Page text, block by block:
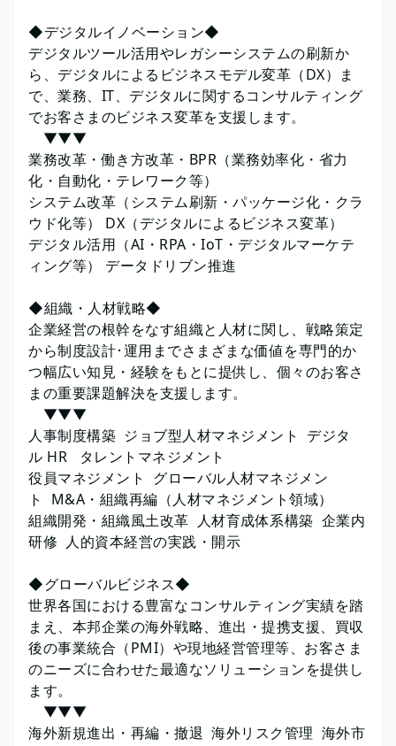
◆デジタルイノベーション◆
デジタルツール活用やレガシーシステムの刷新か
ら、デジタルによるビジネスモデル変革（DX）ま
で、業務、IT、デジタルに関するコンサルティング
でお客さまのビジネス変革を支援します。
▼▼▼
業務改革・働き方改革・BPR（業務効率化・省力
化・自動化・テレワーク等）
システム改革（システム刷新・パッケージ化・クラ
ウド化等） DX（デジタルによるビジネス変革）
デジタル活用（AI・RPA・IoT・デジタルマーケテ
ィング等） データドリブン推進
◆組織・人材戦略◆
企業経営の根幹をなす組織と人材に関し、戦略策定
から制度設計･運用までさまざまな価値を専門的か
つ幅広い知見・経験をもとに提供し、個々のお客さ
まの重要課題解決を支援します。
▼▼▼
人事制度構築 ジョブ型人材マネジメント デジタ
ル HR タレントマネジメント
役員マネジメント グローバル人材マネジメン
ト M&A・組織再編（人材マネジメント領域）
組織開発・組織風土改革 人材育成体系構築 企業内
研修 人的資本経営の実践・開示
◆グローバルビジネス◆
世界各国における豊富なコンサルティング実績を踏
まえ、本邦企業の海外戦略、進出・提携支援、買収
後の事業統合（PMI）や現地経営管理等、お客さま
のニーズに合わせた最適なソリューションを提供し
ます。
▼▼▼
海外新規進出・再編・撤退 海外リスク管理 海外市